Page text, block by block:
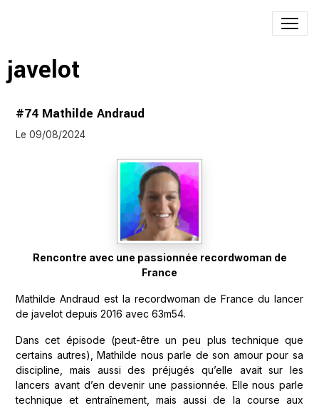
javelot
#74 Mathilde Andraud
Le 09/08/2024
Rencontre avec une passionnée recordwoman de
France
Mathilde Andraud est la recordwoman de France du lancer
de javelot depuis 2016 avec 63m54.
Dans cet épisode (peut-être un peu plus technique que
certains autres), Mathilde nous parle de son amour pour sa
discipline, mais aussi des préjugés qu’elle avait sur les
lancers avant d’en devenir une passionnée. Elle nous parle
technique et entraînement, mais aussi de la course aux